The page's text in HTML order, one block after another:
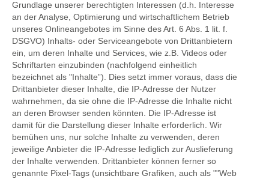
Grundlage unserer berechtigten Interessen (d.h. Interesse
an der Analyse, Optimierung und wirtschaftlichem Betrieb
unseres Onlineangebotes im Sinne des Art. 6 Abs. 1 lit. f.
DSGVO) Inhalts- oder Serviceangebote von Drittanbietern
ein, um deren Inhalte und Services, wie z.B. Videos oder
Schriftarten einzubinden (nachfolgend einheitlich
bezeichnet als "Inhalte”). Dies setzt immer voraus, dass die
Drittanbieter dieser Inhalte, die IP-Adresse der Nutzer
wahrnehmen, da sie ohne die IP-Adresse die Inhalte nicht
an deren Browser senden könnten. Die IP-Adresse ist
damit für die Darstellung dieser Inhalte erforderlich. Wir
bemühen uns, nur solche Inhalte zu verwenden, deren
jeweilige Anbieter die IP-Adresse lediglich zur Auslieferung
der Inhalte verwenden. Drittanbieter können ferner so
genannte Pixel-Tags (unsichtbare Grafiken, auch als ""Web